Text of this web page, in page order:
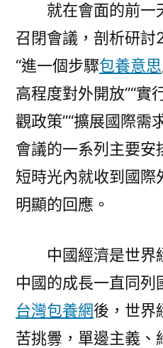
就在會面的前一
召閉會議，剖析研討
“進一個步驟包養意思
高程度對外開放”“實
觀政策”“擴展國際需
會議的一系列主要安
短時光內就收到國際
明顯的回應。
中國經濟是世界
中國的成長一直同列
台灣包養網後，世界
苦挑釁，單邊主義、